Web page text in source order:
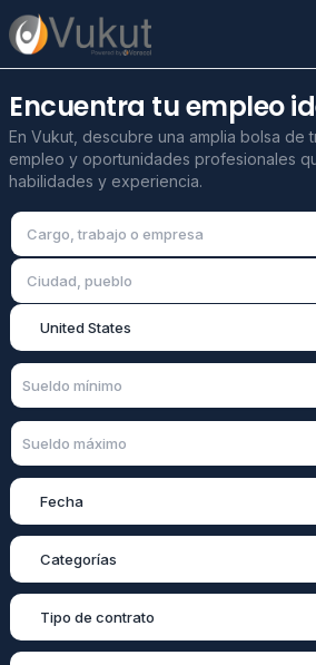
encuentra tu empleo
En Vukut, descubre una amplia bolsa de
empleo y oportunidades profesionales
habilidades y experiencia.
United States
Fecha
Categorías
Tipo de contrato